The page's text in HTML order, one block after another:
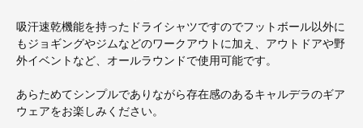
吸汗速乾機能を持ったドライシャツですのでフットボール以外に
もジョギングやジムなどのワークアウトに加え、アウトドアや野
外イベントなど、オールラウンドで使用可能です。
あらためてシンプルでありながら存在感のあるキャルデラのギア
ウェアをお楽しみください。